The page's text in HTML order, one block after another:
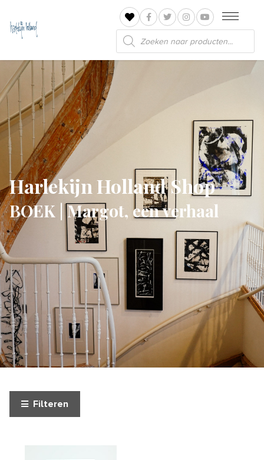
Producten
zoeken
Harlekijn Holland Shop
BOEK | Margot, een verhaal
Filteren